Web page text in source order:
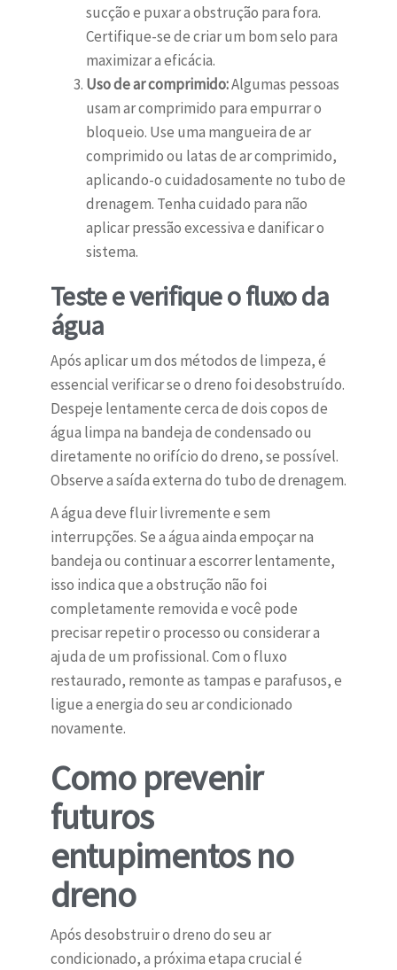
sucção e puxar a obstrução para fora.
Certifique-se de criar um bom selo para
maximizar a eficácia.
Uso de ar comprimido:Algumas pessoas
usam ar comprimido para empurrar o
bloqueio. Use uma mangueira de ar
comprimido ou latas de ar comprimido,
aplicando-o cuidadosamente no tubo de
drenagem. Tenha cuidado para não
aplicar pressão excessiva e danificar o
sistema.
Teste e verifique o fluxo da
água
Após aplicar um dos métodos de limpeza, é
essencial verificar se o dreno foi desobstruído.
Despeje lentamente cerca de dois copos de
água limpa na bandeja de condensado ou
diretamente no orifício do dreno, se possível.
Observe a saída externa do tubo de drenagem.
A água deve fluir livremente e sem
interrupções. Se a água ainda empoçar na
bandeja ou continuar a escorrer lentamente,
isso indica que a obstrução não foi
completamente removida e você pode
precisar repetir o processo ou considerar a
ajuda de um profissional. Com o fluxo
restaurado, remonte as tampas e parafusos, e
ligue a energia do seu ar condicionado
novamente.
Como prevenir
futuros
entupimentos no
dreno
Após desobstruir o dreno do seu ar
condicionado, a próxima etapa crucial é